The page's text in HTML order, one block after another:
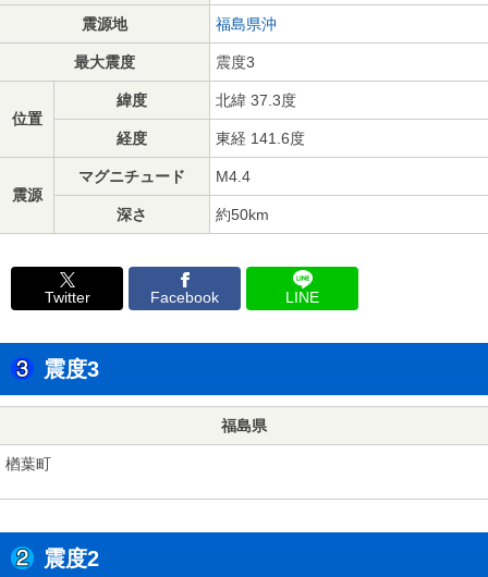
震源地 福島県沖
最大震度 震度3
位置
緯度 北緯 37.3度
経度 東経 141.6度
震源
マグニチュード M4.4
深さ 約50km
Twitter Facebook LINE
震度3
福島県
楢葉町
震度2